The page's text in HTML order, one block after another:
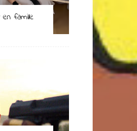
en famille